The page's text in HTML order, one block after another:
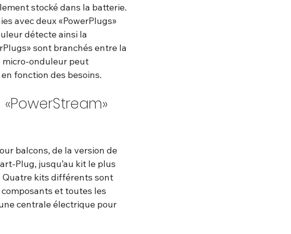
stocké dans la batterie.
avec deux «PowerPlugs»
détecte ainsi la
sont branchés entre la
micro-onduleur peut
fonction des besoins.
balcons, de la version de
Plug, jusqu’au kit le plus
Quatre kits différents sont
et toutes les
centrale électrique pour